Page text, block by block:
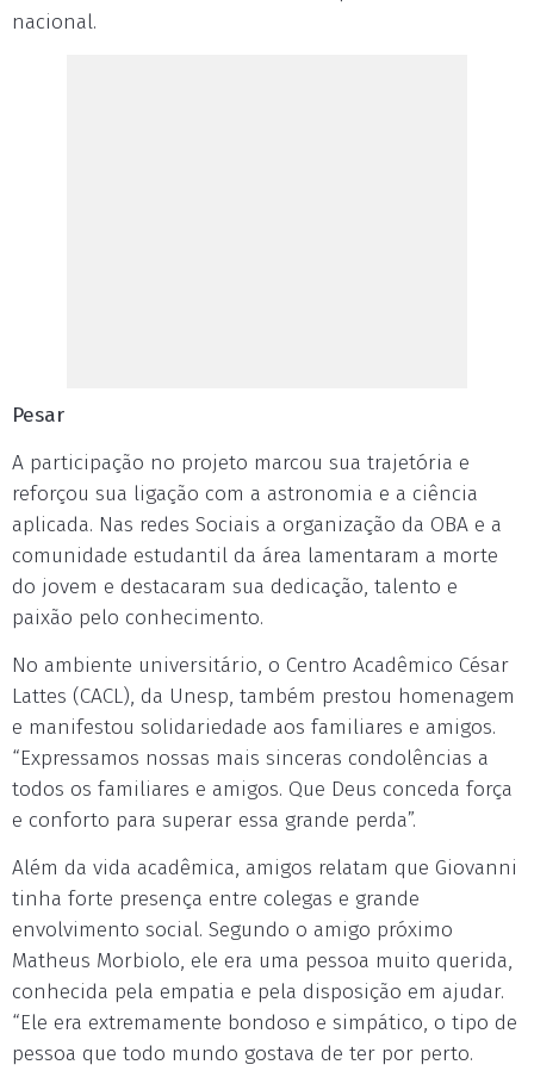
nacional.
Pesar
A participação no projeto marcou sua trajetória e
reforçou sua ligação com a astronomia e a ciência
aplicada. Nas redes Sociais a organização da OBA e a
comunidade estudantil da área lamentaram a morte
do jovem e destacaram sua dedicação, talento e
paixão pelo conhecimento.
No ambiente universitário, o Centro Acadêmico César
Lattes (CACL), da Unesp, também prestou homenagem
e manifestou solidariedade aos familiares e amigos.
“Expressamos nossas mais sinceras condolências a
todos os familiares e amigos. Que Deus conceda força
e conforto para superar essa grande perda”.
Além da vida acadêmica, amigos relatam que Giovanni
tinha forte presença entre colegas e grande
envolvimento social. Segundo o amigo próximo
Matheus Morbiolo, ele era uma pessoa muito querida,
conhecida pela empatia e pela disposição em ajudar.
“Ele era extremamente bondoso e simpático, o tipo de
pessoa que todo mundo gostava de ter por perto.